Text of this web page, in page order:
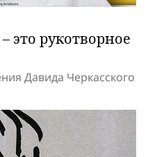
это рукотворное
Давида Черкасского